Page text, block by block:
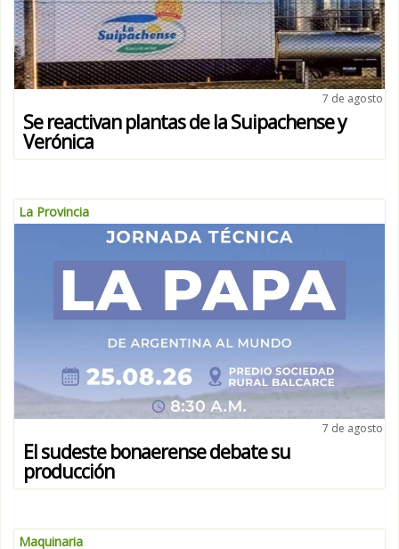
7 de agosto
Se reactivan plantas de la Suipachense y
Verónica
La Provincia
7 de agosto
El sudeste bonaerense debate su
producción
Maquinaria